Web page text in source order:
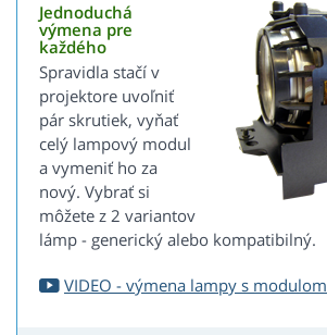
Jednoduchá
výmena pre
každého
Spravidla stačí v
projektore uvoľniť
pár skrutiek, vyňať
celý lampový modul
a vymeniť ho za
nový. Vybrať si
môžete z 2 variantov
lámp - generický alebo kompatibilný.
VIDEO - výmena lampy s modulom